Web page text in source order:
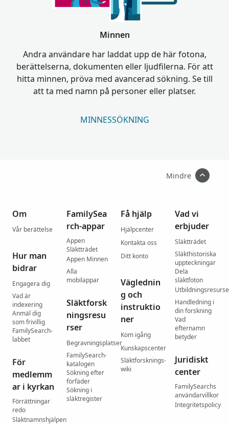
Minnen
Andra användare har laddat upp de här fotona,
berättelserna, dokumenten eller ljudfilerna. För att
hitta minnen, pröva med avancerad sökning. Se till
att ta med namn på personer eller platser.
MINNESSÖKNING
Mindre
Om
Vår berättelse
Hur man
bidrar
Engagera dig
Vad är
indexering
Anmäl dig
som frivillig
FamilySearch-
labbet
För
medlemm
ar i kyrkan
Förrättningar
redo
Släktnamnshjälpen
FamilySea
rch-appar
Appen
Släktträdet
Appen Minnen
Alla
mobilappar
Släktforsk
ningsresu
rser
Begravningsplatser
FamilySearch-
katalogen
Sökning efter
förfäder
Sökning i
släktregister
Få hjälp
Hjälpcenter
Kontakta oss
Ditt konto
Väglednin
g och
instruktio
ner
Kom igång
Kunskapscenter
Släktforsknings-
wiki
Vad vi
erbjuder
Släktträdet
Släkthistoriska
uppteckningar
Dela
släktfoton
Handledning i
din forskning
Vad
efternamn
betyder
Juridiskt
center
FamilySearchs
användarvillkor
Integritetspolicy